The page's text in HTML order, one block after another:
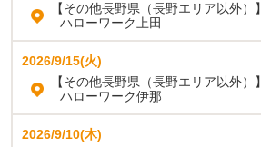
【その他長野県（長野エリア以外）】
ハローワーク上田
2026/9/15(火)
【その他長野県（長野エリア以外）】
ハローワーク伊那
2026/9/10(木)